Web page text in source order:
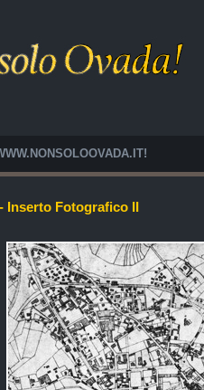
Inserto Fotografico II